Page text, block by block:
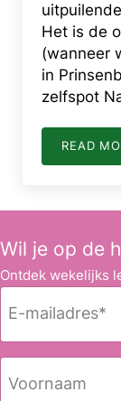
Het is de
(wanneer
in
zelfspot
READ JA
Wil je op de
Ontdek wekelijks
m